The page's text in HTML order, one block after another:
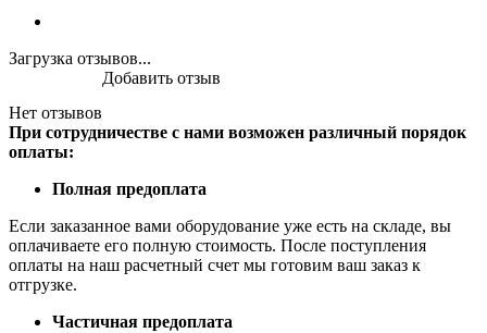
Загрузка отзывов...
Нет отзывов
Добавить отзыв
При сотрудничестве с нами возможен различный порядок
оплаты:
Полная предоплата
Если заказанное вами оборудование уже есть на складе, вы
оплачиваете его полную стоимость. После поступления
оплаты на наш расчетный счет мы готовим ваш заказ к
отгрузке.
Частичная предоплата